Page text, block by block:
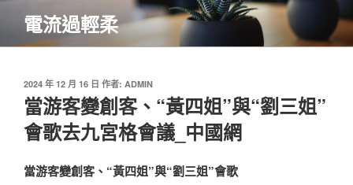
主
電流過輕柔
發
佈
於
2024 年 12 月 16 日 作者: ADMIN
當游客變創客、“黃四姐”與“劉三姐”
會歌去九宮格會議_中國網
當游客變創客、“黃四姐”與“劉三姐”會歌